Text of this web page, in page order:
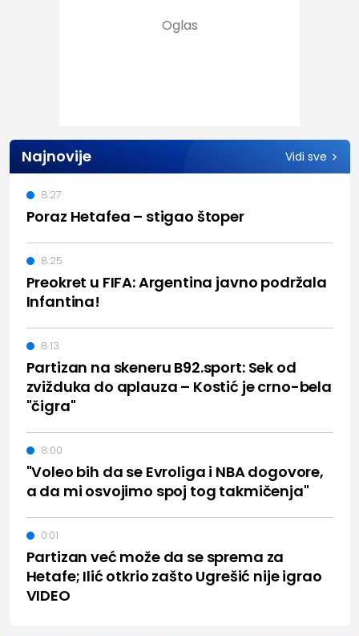
Najnovije Vidi sve
Poraz Hetafea – stigao štoper
8:27
Preokret u FIFA: Argentina javno podržala
Infantina!
8:25
Partizan na skeneru B92.sport: Sek od
zvižduka do aplauza – Kostić je crno-bela
"čigra"
8:13
"Voleo bih da se Evroliga i NBA dogovore,
a da mi osvojimo spoj tog takmičenja"
8:00
Partizan već može da se sprema za
Hetafe; Ilić otkrio zašto Ugrešić nije igrao
VIDEO
0:01